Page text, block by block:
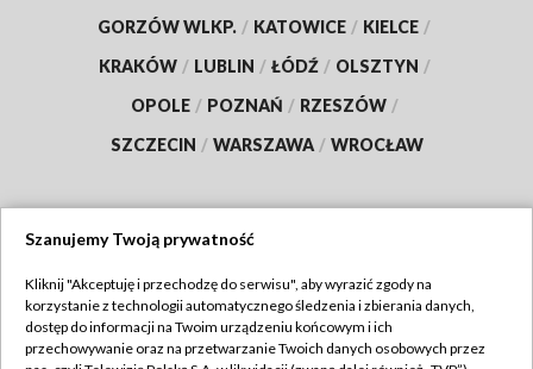
GORZÓW WLKP. / KATOWICE / KIELCE /
KRAKÓW / LUBLIN / ŁÓDŹ / OLSZTYN /
OPOLE / POZNAŃ / RZESZÓW /
SZCZECIN / WARSZAWA / WROCŁAW
TVP
Abonament TVP
Regulamin TVP
Szanujemy Twoją prywatność
Kliknij "Akceptuję i przechodzę do serwisu", aby wyrazić zgody na
korzystanie z technologii automatycznego śledzenia i zbierania danych,
dostęp do informacji na Twoim urządzeniu końcowym i ich
przechowywanie oraz na przetwarzanie Twoich danych osobowych przez